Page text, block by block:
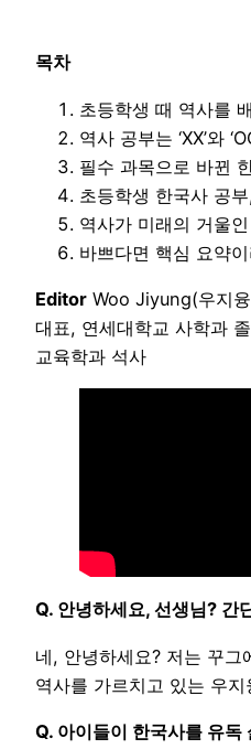
목차
초등학생 때 역사를
역사 공부는 ‘XX’와
필수 과목으로 바뀐
초등학생 한국사 공부
역사가 미래의 거울
바쁘다면 핵심 요약
Editor Woo Jiyung(우지
대표, 연세대학교 사학과
교육학과 석사
Q. 안녕하세요, 선생님? 간
네, 안녕하세요? 저는 꾸
역사를 가르치고 있는 우
Q. 아이들이 한국사를 유독